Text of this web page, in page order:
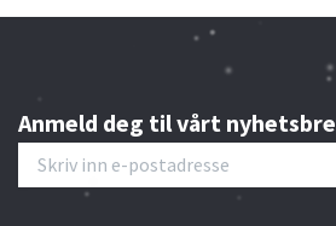
Anmeld deg til vårt